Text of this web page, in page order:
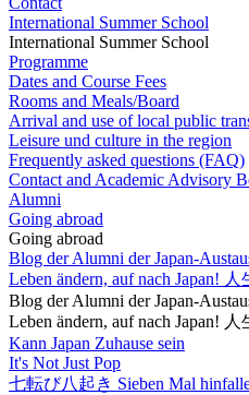
International Summer School
International Summer School
Programme
Dates and Course Fees
Rooms and Meals/Board
Arrival and use of local public
Leisure und culture in the region
Frequently asked questions (FAQ)
Contact and Academic Advisory
Alumni
Going abroad
Going abroad
Blog der Alumni der Japan-
Leben ändern, auf nach Japan!
Blog der Alumni der Japan-
Leben ändern, auf nach Japan!
Kann Japan Zuhause sein
It's Not Just Pop
七転び八起き Sieben Mal